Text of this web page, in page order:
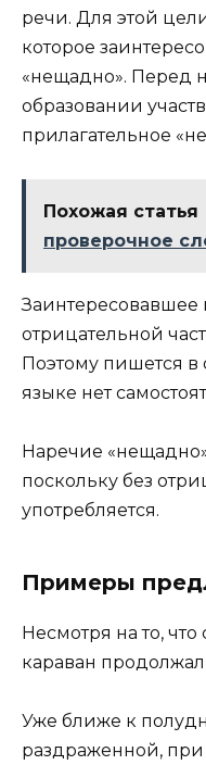
речи. Для этой
которое
«нещадно». Перед
образовании
прилагательное
Похожая статья
проверочное
Заинтересовавшее
отрицательной
Поэтому пишется в
языке нет
Наречие
поскольку без
употребляется.
Примеры
Несмотря на то,
караван
Уже ближе к
раздраженной,